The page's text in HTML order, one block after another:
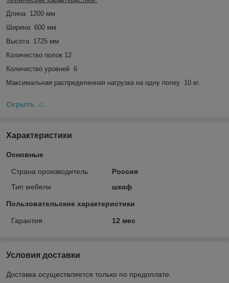
Длина 1200 мм
Ширина 600 мм
Высота 1725 мм
Количество полок 12
Количество уровней 6
Максимальная распределенная нагрузка на одну полку 10 кг.
Скрыть
Характеристики
Основные
Страна производитель
Россия
Тип мебели
шкаф
Пользовательские характеристики
Гарантия 12 мес
Условия доставки
Доставка осуществляется только по предоплате.